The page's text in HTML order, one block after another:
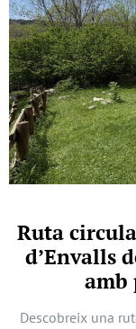
Ruta
d’Envalls
Descobreix una